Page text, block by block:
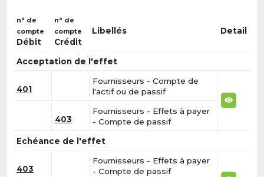
n° de
compte
Débit
n° de
compte
Crédit
Libellés Detail
Acceptation de l'effet
401
Fournisseurs - Compte de
l'actif ou de passif
403
Fournisseurs - Effets à payer
- Compte de passif
Echéance de l'effet
403
Fournisseurs - Effets à payer
- Compte de passif